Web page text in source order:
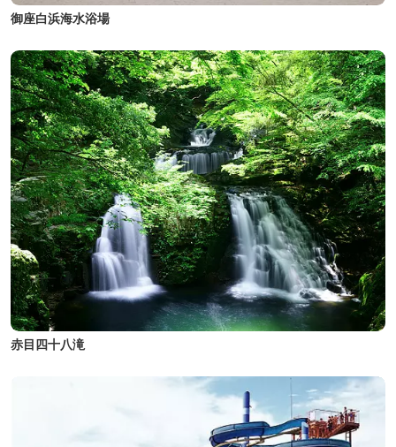
御座白浜海水浴場
赤目四十八滝